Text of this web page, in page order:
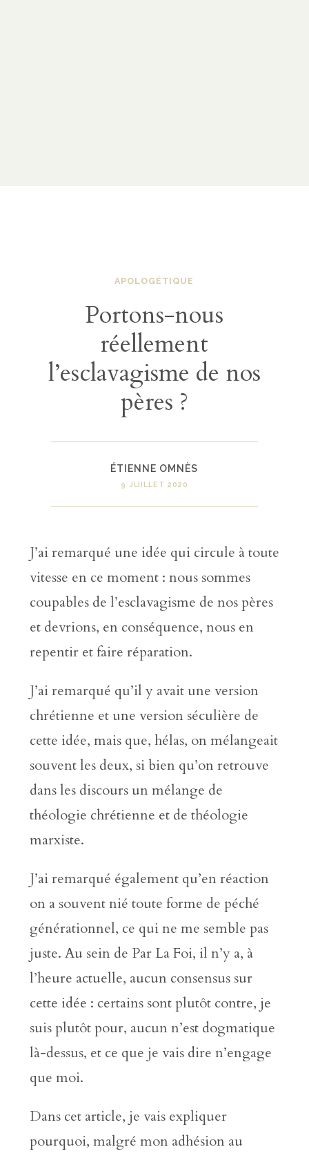
APOLOGÉTIQUE
Portons-nous
réellement
l’esclavagisme de nos
pères ?
ÉTIENNE OMNÈS
9 JUILLET 2020
J’ai remarqué une idée qui circule à toute
vitesse en ce moment : nous sommes
coupables de l’esclavagisme de nos pères
et devrions, en conséquence, nous en
repentir et faire réparation.
J’ai remarqué qu’il y avait une version
chrétienne et une version séculière de
cette idée, mais que, hélas, on mélangeait
souvent les deux, si bien qu’on retrouve
dans les discours un mélange de
théologie chrétienne et de théologie
marxiste.
J’ai remarqué également qu’en réaction
on a souvent nié toute forme de péché
générationnel, ce qui ne me semble pas
juste. Au sein de Par La Foi, il n’y a, à
l’heure actuelle, aucun consensus sur
cette idée : certains sont plutôt contre, je
suis plutôt pour, aucun n’est dogmatique
là-dessus, et ce que je vais dire n’engage
que moi.
Dans cet article, je vais expliquer
pourquoi, malgré mon adhésion au